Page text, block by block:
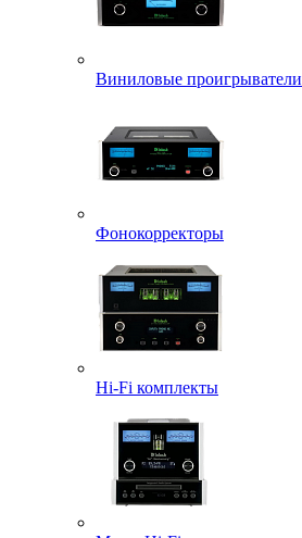
Виниловые проигрыватели
Фонокорректоры
Hi-Fi комплекты